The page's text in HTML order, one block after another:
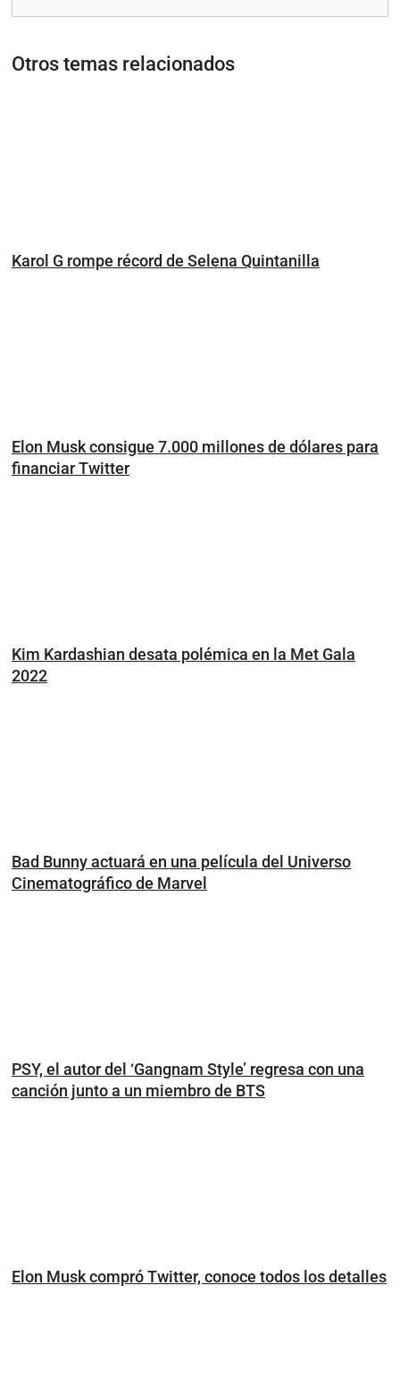
Otros temas relacionados
Karol G rompe récord de Selena Quintanilla
Elon Musk consigue 7.000 millones de dólares para
financiar Twitter
Kim Kardashian desata polémica en la Met Gala
2022
Bad Bunny actuará en una película del Universo
Cinematográfico de Marvel
PSY, el autor del ‘Gangnam Style’ regresa con una
canción junto a un miembro de BTS
Elon Musk compró Twitter, conoce todos los detalles